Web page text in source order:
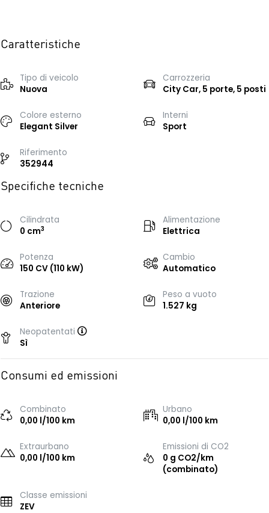
Caratteristiche
Tipo di veicolo
Nuova
Carrozzeria
City Car, 5 porte, 5 posti
Colore esterno
Elegant Silver
Interni
Sport
Riferimento
352944
Specifiche tecniche
Cilindrata
0 cm3
Alimentazione
Elettrica
Potenza
150 CV (110 kW)
Cambio
Automatico
Trazione
Anteriore
Peso a vuoto
1.527 kg
Neopatentati
Sì
Consumi ed emissioni
Combinato
0,00 l/100 km
Urbano
0,00 l/100 km
Extraurbano
0,00 l/100 km
Emissioni di CO2
0 g CO2/km
(combinato)
Classe emissioni
ZEV